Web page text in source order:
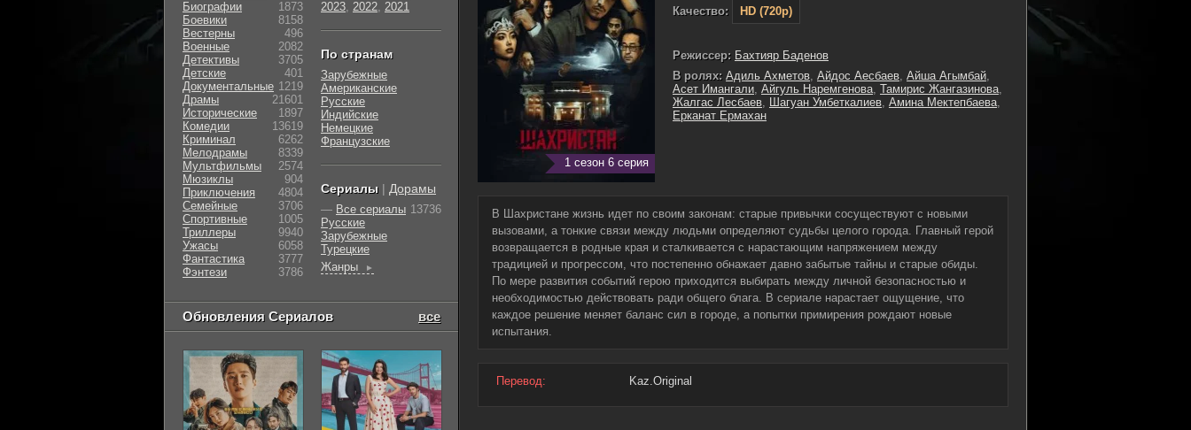
1 сезон 6 серия
Качество:
HD (720p)
Режиссер: Бахтияр Баденов
В ролях: Адиль Ахметов, Айдос Аесбаев, Айша Агымбай,
Асет Имангали, Айгуль Наремгенова, Тамирис Жангазинова,
Жалгас Лесбаев, Шагуан Умбеткалиев, Амина Мектепбаева,
Ерканат Ермахан
В Шахристане жизнь идет по своим законам: старые привычки сосуществуют с новыми
вызовами, а тонкие связи между людьми определяют судьбы целого города. Главный герой
возвращается в родные края и сталкивается с нарастающим напряжением между
традицией и прогрессом, что постепенно обнажает давно забытые тайны и старые обиды.
По мере развития событий герою приходится выбирать между личной безопасностью и
необходимостью действовать ради общего блага. В сериале нарастает ощущение, что
каждое решение меняет баланс сил в городе, а попытки примирения рождают новые
испытания.
Перевод: Kaz.Original
Биографии
1873
Боевики
8158
Вестерны
496
Военные
2082
Детективы
3705
Детские
401
Документальные 1219
Драмы
21601
Исторические
1897
Комедии
13619
Криминал
6262
Мелодрамы
8339
Мультфильмы
2574
Мюзиклы
904
Приключения
4804
Семейные
3706
Cпортивные
1005
Триллеры
9940
Ужасы
6058
Фантастика
3777
Фэнтези
3786
2023, 2022, 2021
По странам
Зарубежные
Американские
Русские
Индийские
Немецкие
Французские
Сериалы | Дорамы
— Все сериалы 13736
Русские
Зарубежные
Турецкие
Жанры
►
Обновления Сериалов все